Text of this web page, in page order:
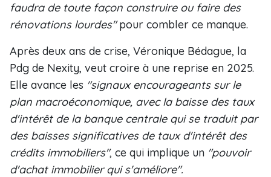
faudra de toute façon construire ou faire des
rénovations lourdes"pour combler ce manque.
Après deux ans de crise, Véronique Bédague, la
Pdg de Nexity, veut croire à une reprise en 2025.
Elle avance les "signaux encourageants sur le
plan macroéconomique, avec la baisse des taux
d'intérêt de la banque centrale qui se traduit par
des baisses significatives de taux d'intérêt des
crédits immobiliers", ce qui implique un "pouvoir
d'achat immobilier qui s'améliore".